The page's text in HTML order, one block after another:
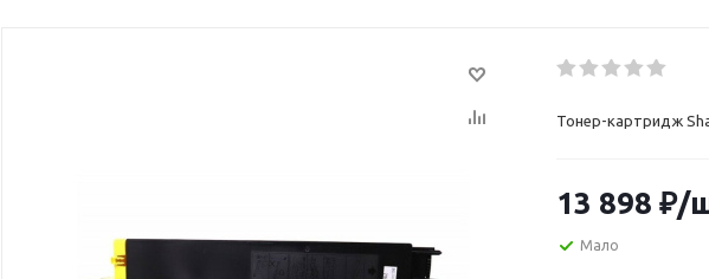
Тонер-картридж
13 898 ₽/
Мало